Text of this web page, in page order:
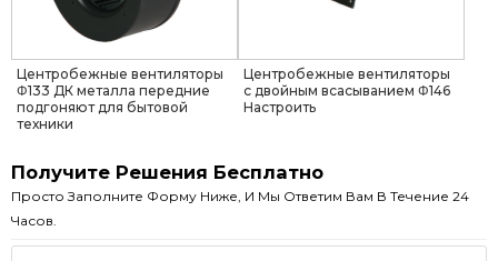
Центробежные вентиляторы
Φ133 ДК металла передние
подгоняют для бытовой
техники
Центробежные вентиляторы
с двойным всасыванием Φ146
Настроить
Получите Решения Бесплатно
Просто Заполните Форму Ниже, И Мы Ответим Вам В Течение 24
Часов.